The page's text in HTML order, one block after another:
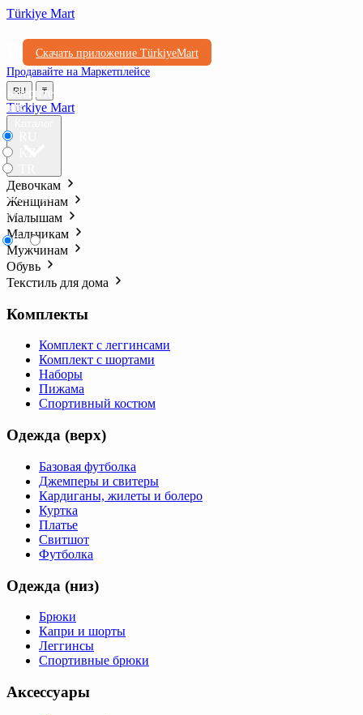
Türkiye Mart
Скачать приложение TürkiyeMart
Продавайте на Маркетплейсе
RU ₸
₸ ₺l
Türkiye Mart
Девочкам
Женщинам
Малышам
Мальчикам
Мужчинам
Обувь
Текстиль для дома
Комплекты
Комплект с леггинсами
Комплект с шортами
Наборы
Пижама
Спортивный костюм
Одежда (верх)
Базовая футболка
Джемперы и свитеры
Кардиганы, жилеты и болеро
Куртка
Платье
Свитшот
Футболка
Одежда (низ)
Брюки
Капри и шорты
Леггинсы
Спортивные брюки
Аксессуары